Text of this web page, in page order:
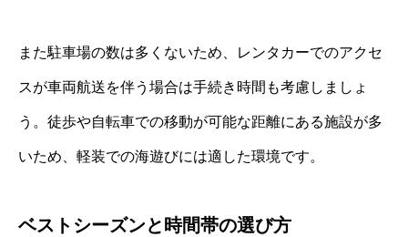
また駐車場の数は多くないため、レンタカーでのアクセ
スが車両航送を伴う場合は手続き時間も考慮しましょ
う。徒歩や自転車での移動が可能な距離にある施設が多
いため、軽装での海遊びには適した環境です。
ベストシーズンと時間帯の選び方